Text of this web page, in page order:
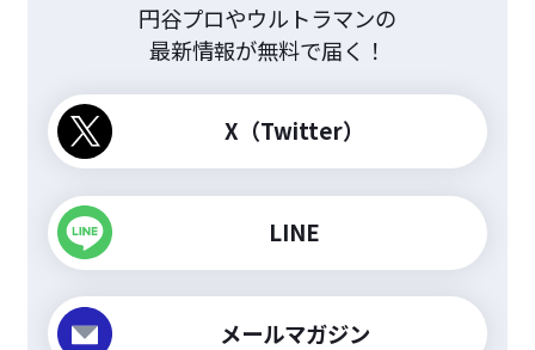
円谷プロやウルトラマンの
最新情報が無料で届く！
X（Twitter）
LINE
メールマガジン